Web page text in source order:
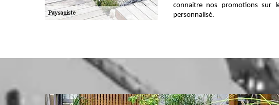
connaitre nos promotions sur
personnalisé.